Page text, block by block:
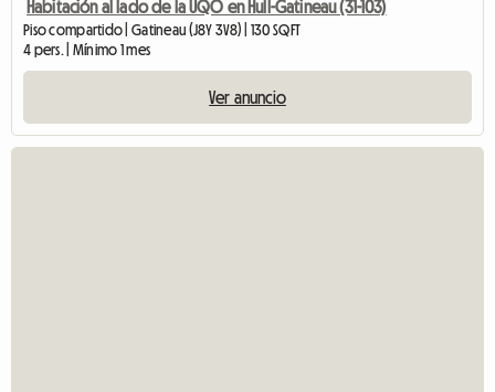
Habitación al lado de la UQO en Hull-Gatineau (31-103)
Piso compartido | Gatineau (J8Y 3V8) | 130 SQFT
4 pers. | Mínimo 1 mes
Ver anuncio